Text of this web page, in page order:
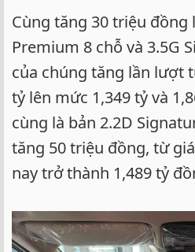
Cùng tăng 30 triệu đồng
Premium 8 chỗ và 3.5G
của chúng tăng lần lượt
tỷ lên mức 1,349 tỷ và
cùng là bản 2.2D
tăng 50 triệu đồng, từ
nay trở thành 1,489 tỷ